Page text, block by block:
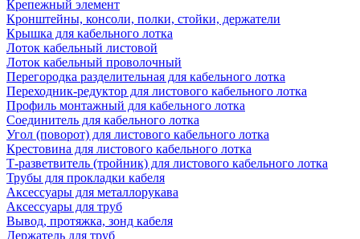
Крепежный элемент
Кронштейны, консоли, полки, стойки, держатели
Крышка для кабельного лотка
Лоток кабельный листовой
Лоток кабельный проволочный
Перегородка разделительная для кабельного лотка
Переходник-редуктор для листового кабельного лотка
Профиль монтажный для кабельного лотка
Соединитель для кабельного лотка
Угол (поворот) для листового кабельного лотка
Крестовина для листового кабельного лотка
Т-разветвитель (тройник) для листового кабельного лотка
Трубы для прокладки кабеля
Аксессуары для металлорукава
Аксессуары для труб
Вывод, протяжка, зонд кабеля
Держатель для труб